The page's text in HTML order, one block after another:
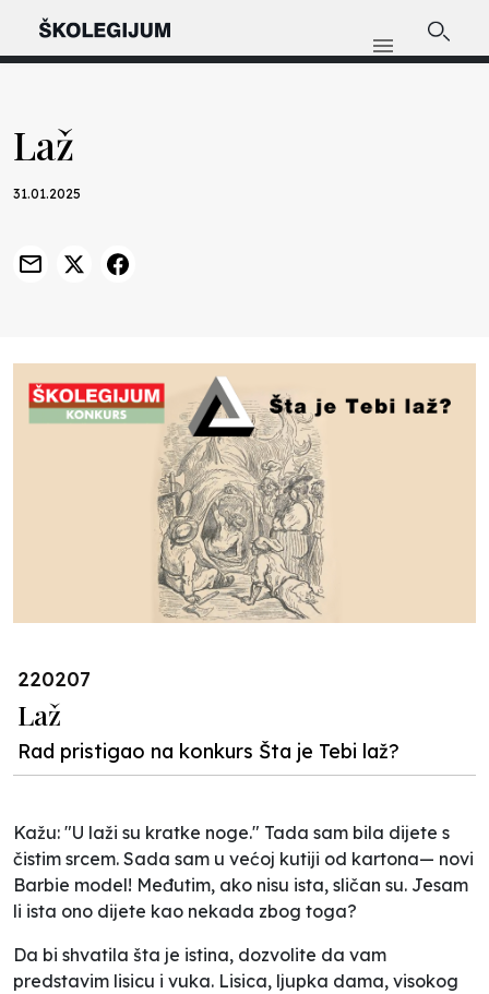
Laž
31.01.2025
220207
Laž
Rad pristigao na konkurs Šta je Tebi laž?
Kažu: "U laži su kratke noge." Tada sam bila dijete s
čistim srcem. Sada sam u većoj kutiji od kartona— novi
Barbie model! Međutim, ako nisu ista, sličan su. Jesam
li ista ono dijete kao nekada zbog toga?
Da bi shvatila šta je istina, dozvolite da vam
predstavim lisicu i vuka. Lisica, ljupka dama, visokog